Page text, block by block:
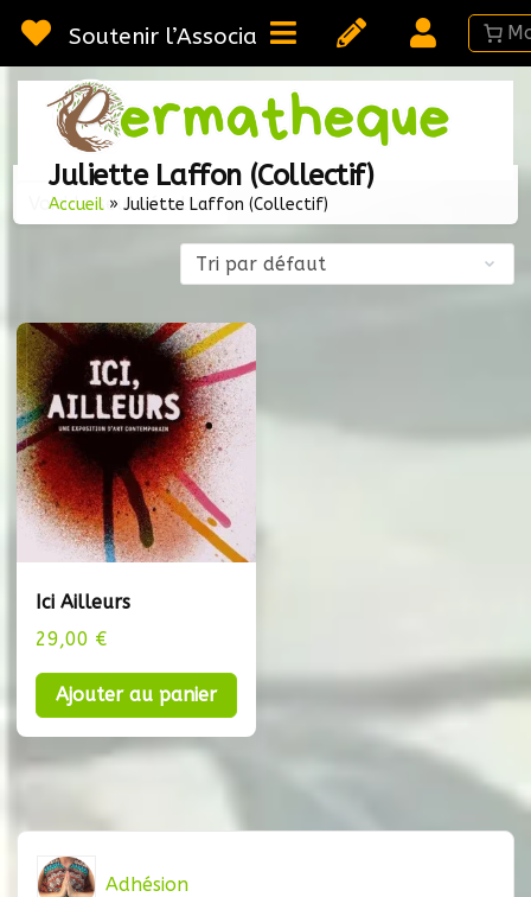
au
contenu
Soutenir l’Association
Juliette Laffon (Collectif)
Accueil »Juliette Laffon (Collectif)
Adhésion
Voici le seul résultat
Ici Ailleurs
29,00 €
Ajouter au panier